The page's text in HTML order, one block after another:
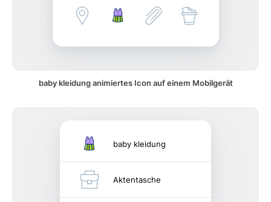
baby kleidung animiertes Icon auf einem Mobilgerät
baby kleidung
Aktentasche